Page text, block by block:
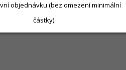
objednávku (bez omezení minimální
částky).